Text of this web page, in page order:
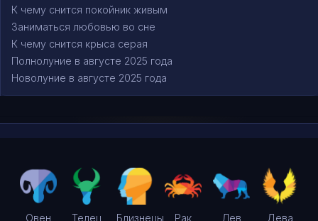
К чему снится покойник живым
Заниматься любовью во сне
К чему снится крыса серая
Полнолуние в августе 2025 года
Новолуние в августе 2025 года
Овен Телец Близнецы Рак Лев Дева